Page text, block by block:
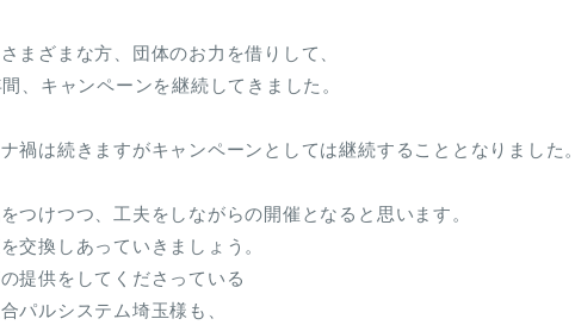
まざまな方、団体のお力を借りして、
、キャンペーンを継続してきました。
禍は続きますがキャンペーンとしては継続することとなりました。
つけつつ、工夫をしながらの開催となると思います。
交換しあっていきましょう。
提供をしてくださっている
パルシステム埼玉様も、